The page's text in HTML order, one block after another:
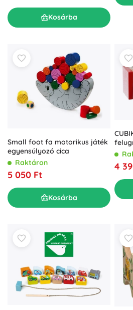
Kosárba
Small foot fa motorikus játék
egyensúlyozó cica
Raktáron
5 050 Ft
Kosárba
4